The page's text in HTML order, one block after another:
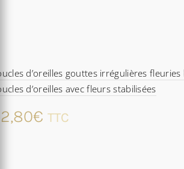
d’oreilles gouttes irrégulières
d’oreilles avec fleurs stabilisées
€ TTC